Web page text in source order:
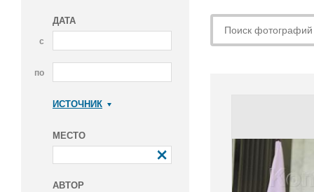
ДАТА
с
по
ИСТОЧНИК
МЕСТО
АВТОР